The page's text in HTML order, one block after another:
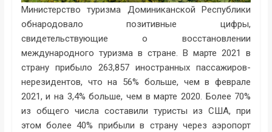
Министерство туризма Доминиканской Республики
обнародовало позитивные цифры,
свидетельствующие о восстановлении
международного туризма в стране. В марте 2021 в
страну прибыло 263,857 иностранных пассажиров-
нерезидентов, что на 56% больше, чем в феврале
2021, и на 3,4% больше, чем в марте 2020. Более 70%
из общего числа составили туристы из США, при
этом более 40% прибыли в страну через аэропорт